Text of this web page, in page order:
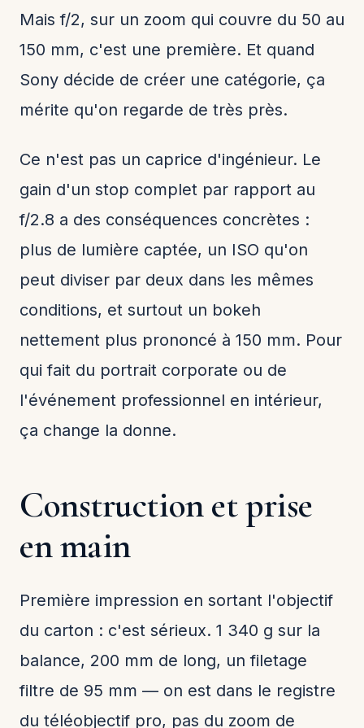
Mais f/2, sur un zoom qui couvre du 50 au
150 mm, c'est une première. Et quand
Sony décide de créer une catégorie, ça
mérite qu'on regarde de très près.
Ce n'est pas un caprice d'ingénieur. Le
gain d'un stop complet par rapport au
f/2.8 a des conséquences concrètes :
plus de lumière captée, un ISO qu'on
peut diviser par deux dans les mêmes
conditions, et surtout un bokeh
nettement plus prononcé à 150 mm. Pour
qui fait du portrait corporate ou de
l'événement professionnel en intérieur,
ça change la donne.
Construction et prise
en main
Première impression en sortant l'objectif
du carton : c'est sérieux. 1 340 g sur la
balance, 200 mm de long, un filetage
filtre de 95 mm — on est dans le registre
du téléobjectif pro, pas du zoom de